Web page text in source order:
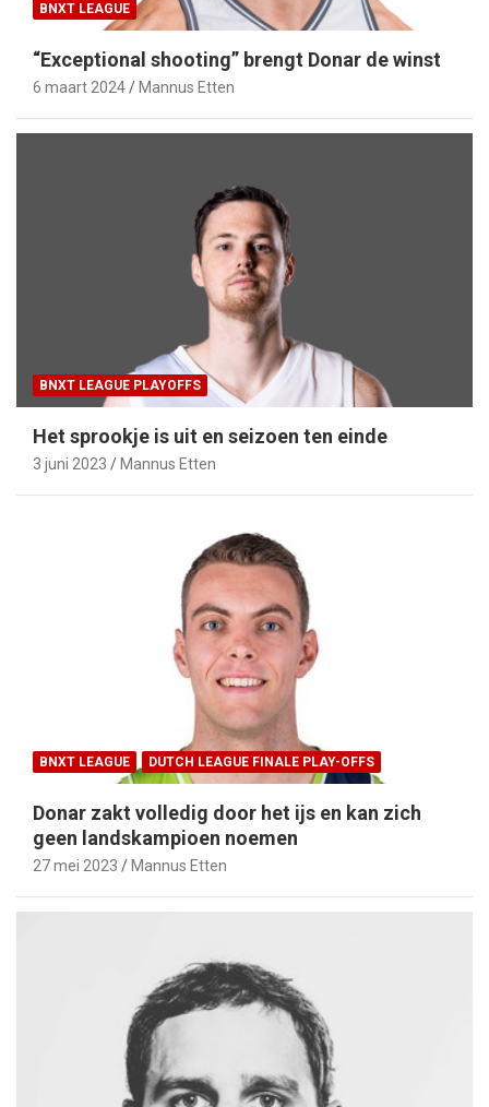
BNXT LEAGUE
“Exceptional shooting” brengt Donar de winst
6 maart 2024 Mannus Etten
BNXT LEAGUE PLAYOFFS
Het sprookje is uit en seizoen ten einde
3 juni 2023 Mannus Etten
BNXT LEAGUE DUTCH LEAGUE FINALE PLAY-OFFS
Donar zakt volledig door het ijs en kan zich
geen landskampioen noemen
27 mei 2023 Mannus Etten